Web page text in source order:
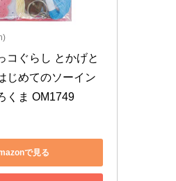
コぐらし とかげと
じめてのソーイン
くま OM1749
で見る